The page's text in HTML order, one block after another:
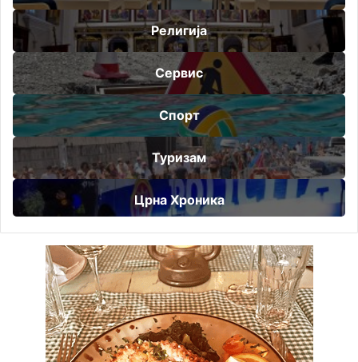
Религија
Сервис
Спорт
Туризам
Црна Хроника